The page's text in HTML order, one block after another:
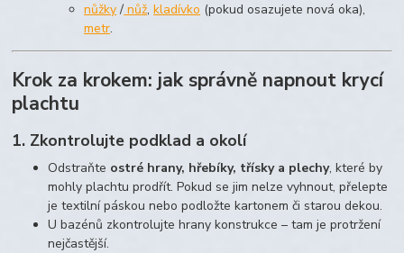
nůžky / nůž,kladívko (pokud osazujete nová oka),
metr.
Krok za krokem: jak správně napnout krycí
plachtu
1. Zkontrolujte podklad a okolí
Odstraňte ostré hrany, hřebíky, třísky a plechy, které by
mohly plachtu prodřít. Pokud se jim nelze vyhnout, přelepte
je textilní páskou nebo podložte kartonem či starou dekou.
U bazénů zkontrolujte hrany konstrukce – tam je protržení
nejčastější.